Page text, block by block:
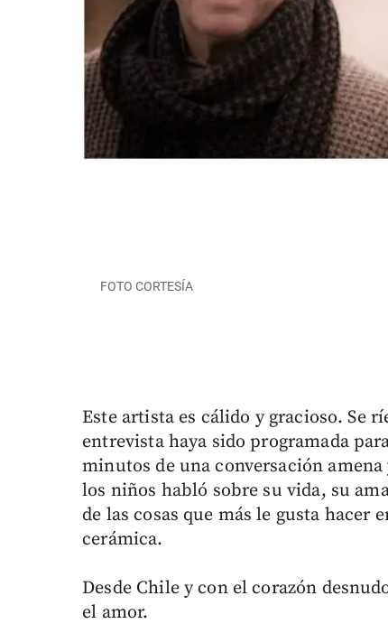
FOTO CORTESÍA
Este artista es cálido y gracioso. Se
entrevista haya sido programada
minutos de una conversación
los niños habló sobre su vida, su
de las cosas que más le gusta
cerámica.
Desde Chile y con el corazón
el amor.